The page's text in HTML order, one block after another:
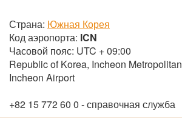
Страна: Южная Корея
Код аэропорта: ICN
Часовой пояс: UTC + 09:00
Republic of Korea, Incheon
Incheon Airport
+82 15 772 60 0 - справочная служба